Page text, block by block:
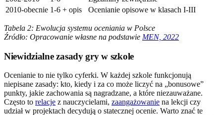
2010-obecnie 1-6 + opis Ocenianie opisowe w klasach I-III
Tabela 2: Ewolucja systemu oceniania w Polsce
Źródło: Opracowanie własne na podstawie MEN, 2022
Niewidzialne zasady gry w szkole
Ocenianie to nie tylko cyferki. W każdej szkole funkcjonują
niepisane zasady: kto, kiedy i za co może liczyć na „bonusowe”
punkty, jakie zachowania są nagradzane, a które niezauważane.
Często to relacje z nauczycielami, zaangażowanie na lekcji czy
udział w projektach decydują o statecznej ocenie. Warto znać te